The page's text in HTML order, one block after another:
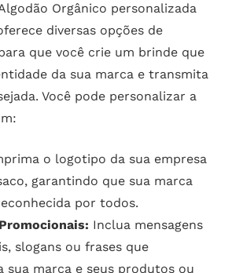
Orgânico personalizada
diversas opções de
que você crie um brinde que
da sua marca e transmita
Você pode personalizar a
o logotipo da sua empresa
garantindo que sua marca
por todos.
Inclua mensagens
slogans ou frases que
sua marca e seus produtos ou